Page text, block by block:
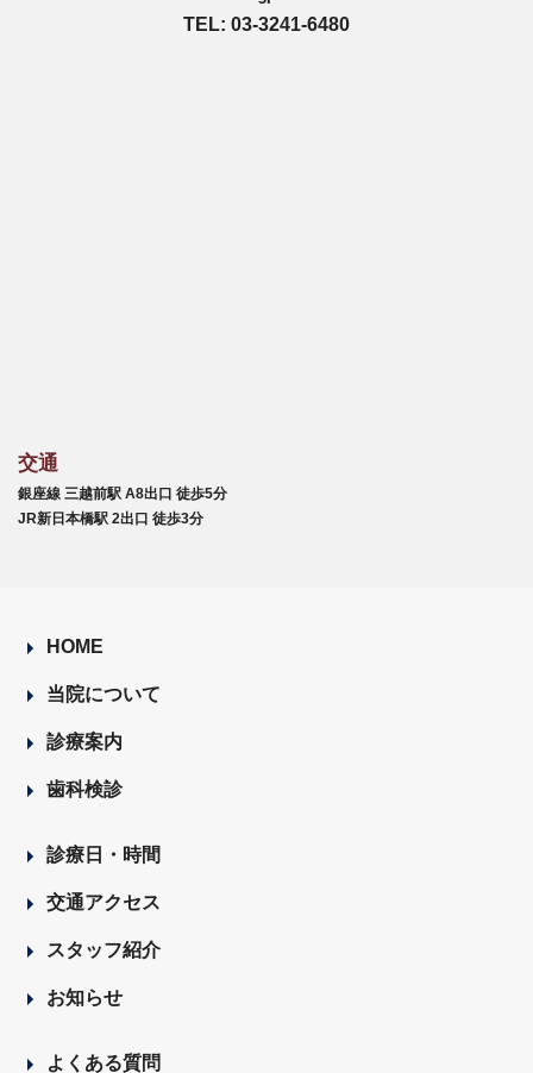
TEL: 03-3241-6480
交通
銀座線 三越前駅 A8出口 徒歩5分
JR新日本橋駅 2出口 徒歩3分
HOME
当院について
診療案内
歯科検診
診療日・時間
交通アクセス
スタッフ紹介
お知らせ
よくある質問